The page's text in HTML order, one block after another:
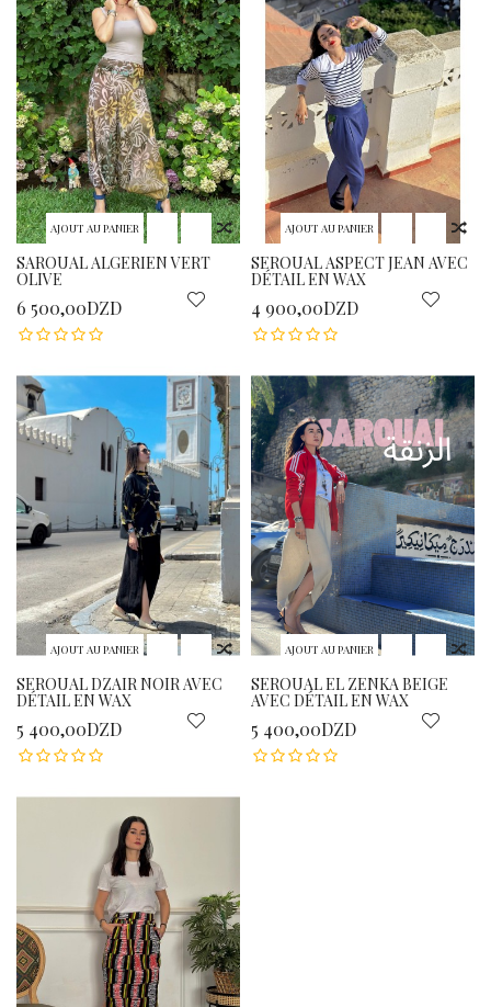
AJOUT AU PANIER
SAROUAL ALGERIEN VERT
OLIVE
6 500,00DZD
AJOUT AU PANIER
SEROUAL ASPECT JEAN AVEC
DÉTAIL EN WAX
4 900,00DZD
AJOUT AU PANIER
SEROUAL DZAIR NOIR AVEC
DÉTAIL EN WAX
5 400,00DZD
AJOUT AU PANIER
SEROUAL EL ZENKA BEIGE
AVEC DÉTAIL EN WAX
5 400,00DZD